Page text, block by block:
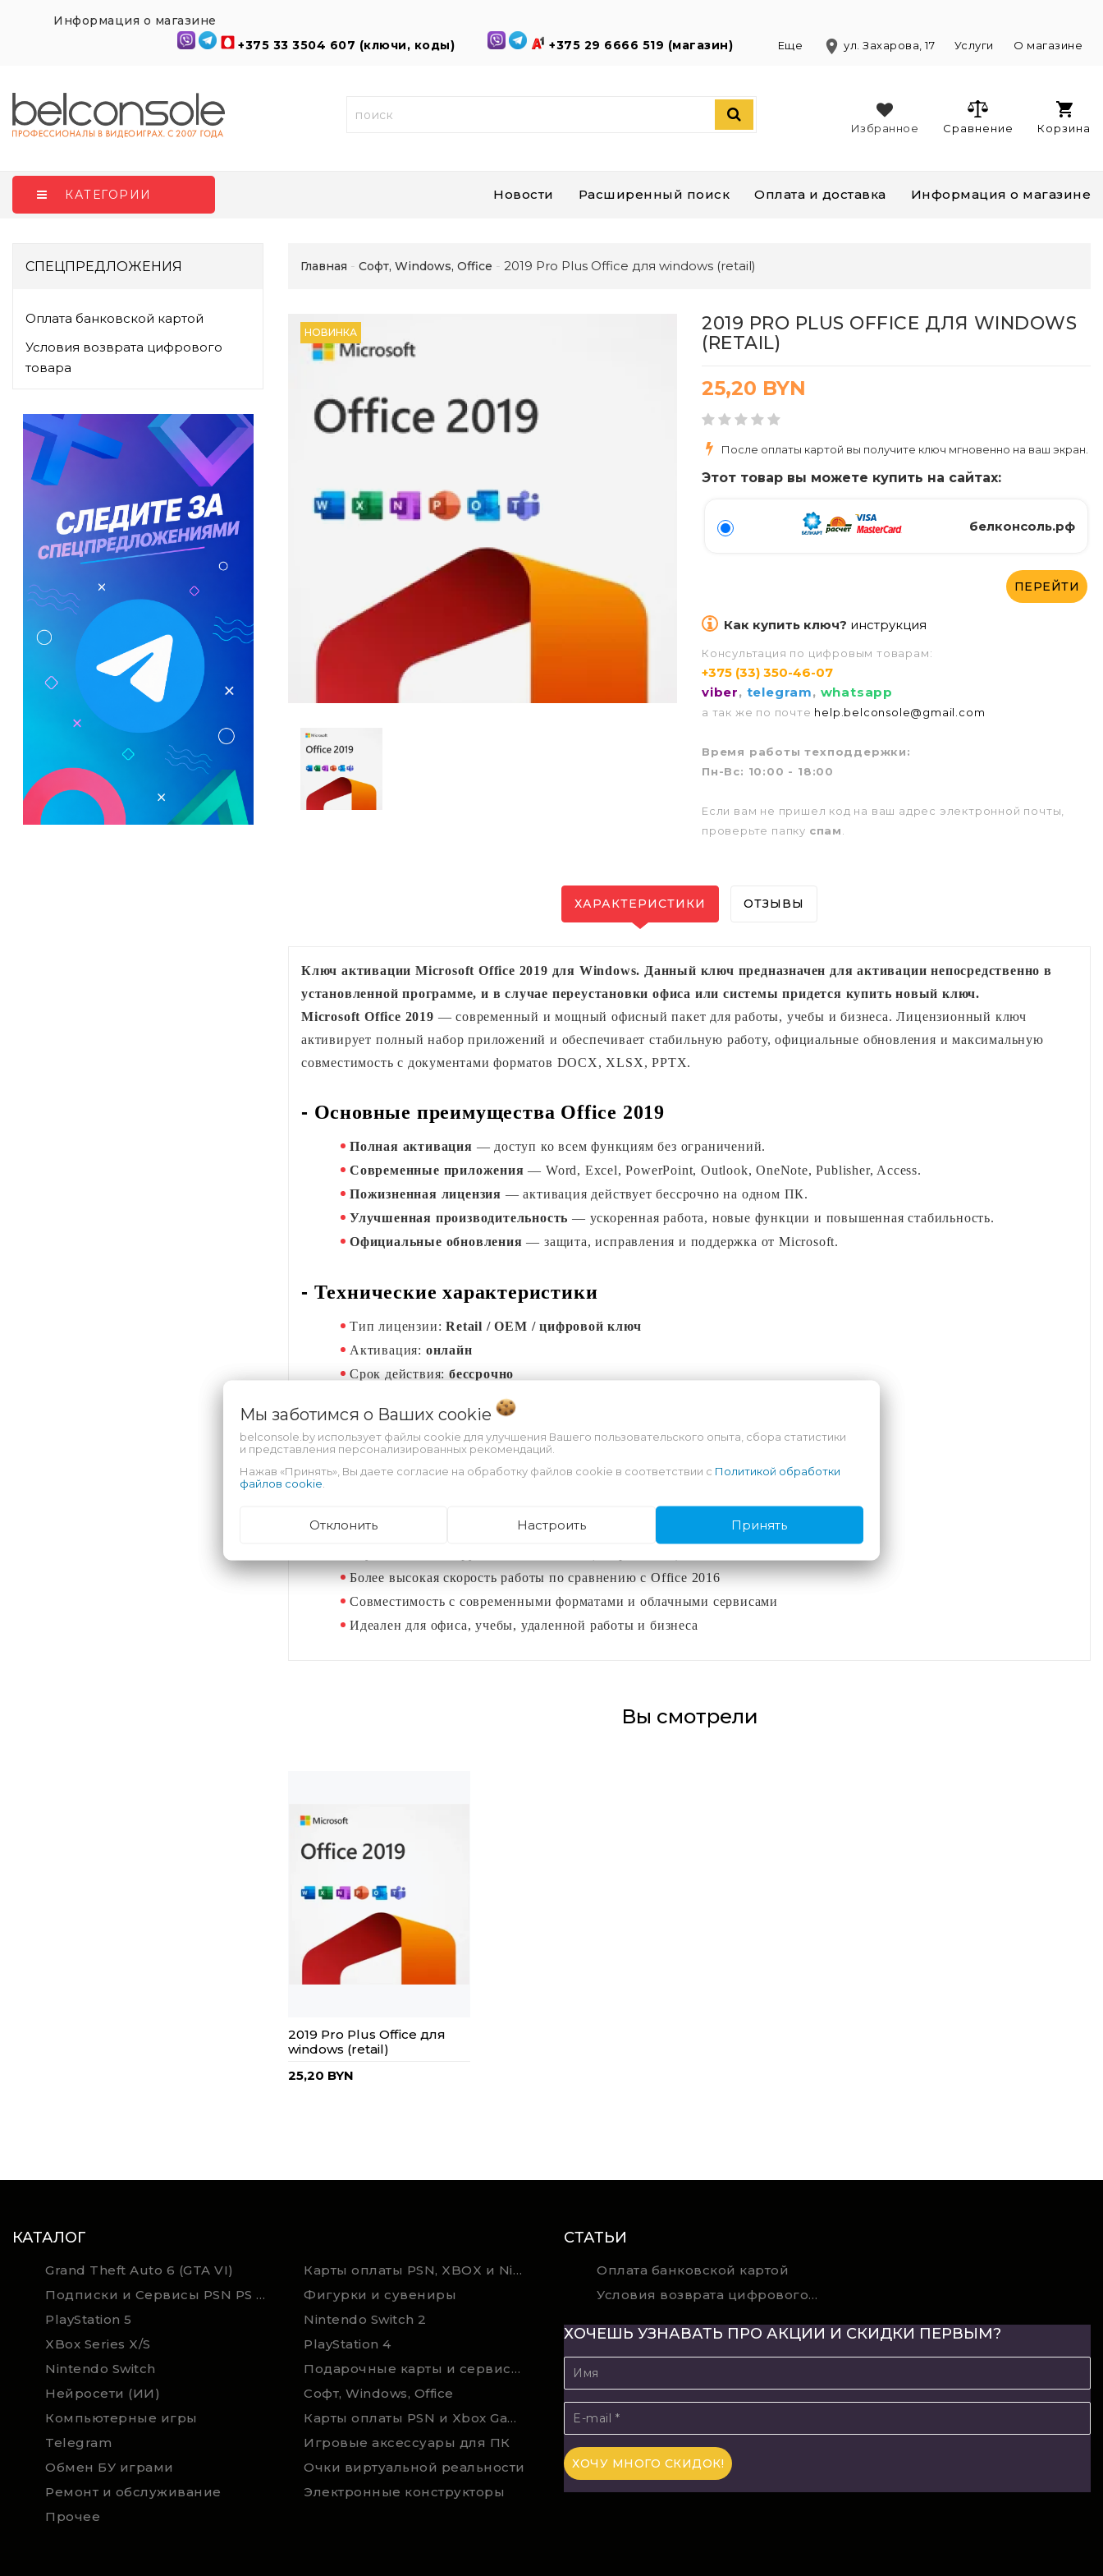
Информация о магазине
+375 33 3504 607 (ключи, коды)
+375 29 6666 519 (магазин) Еще location_on ул. Захарова, 17 Услуги О магазине
Корзина
Сравнение
Избранное
КАТЕГОРИИ Новости Расширенный поиск Оплата и доставка Информация о магазине
Главная Софт, Windows, Office 2019 Pro Plus Office для windows (retail)
НОВИНКА
2019 PRO PLUS OFFICE ДЛЯ WINDOWS
(RETAIL)
25,20 BYN
После оплаты картой вы получите ключ мгновенно на ваш экран.
Этот товар вы можете купить на сайтах:
белконсоль.рф
ПЕРЕЙТИ
Как купить ключ? инструкция
Консультация по цифровым товарам:
+375 (33) 350-46-07
viber, telegram, whatsapp
а так же по почте help.belconsole@gmail.com
Время работы техподдержки:
Пн-Вс: 10:00 - 18:00
Если вам не пришел код на ваш адрес электронной почты,
проверьте папку спам
ХАРАКТЕРИСТИКИ ОТЗЫВЫ
Ключ активации Microsoft Office 2019 для Windows. Данный ключ предназначен для активации непосредственно в
установленной программе, и в случае переустановки офиса или системы придется купить новый ключ.
Microsoft Office 2019 — современный и мощный офисный пакет для работы, учебы и бизнеса. Лицензионный ключ
активирует полный набор приложений и обеспечивает стабильную работу, официальные обновления и максимальную
совместимость с документами форматов DOCX, XLSX, PPTX.
- Основные преимущества Office 2019
Полная активация — доступ ко всем функциям без ограничений.
Современные приложения — Word, Excel, PowerPoint, Outlook, OneNote, Publisher, Access.
Пожизненная лицензия — активация действует бессрочно на одном ПК.
Улучшенная производительность — ускоренная работа, новые функции и повышенная стабильность.
Официальные обновления — защита, исправления и поддержка от Microsoft.
- Технические характеристики
Тип лицензии: Retail / OEM / цифровой ключ
Активация: онлайн
Срок действия: бессрочно
1 ПК
Поддерживаемые ОС: Windows 10 / Windows 11
Язык интерфейса: многоязычный (включая русский)
Новые функции Excel (Power Query, улучшенные формулы)
Более высокая скорость работы по сравнению с Office 2016
Совместимость с современными форматами и облачными сервисами
Идеален для офиса, учебы, удаленной работы и бизнеса
Вы смотрели
2019 Pro Plus Office для
windows (retail)
25,20 BYN
СПЕЦПРЕДЛОЖЕНИЯ
Оплата банковской картой
Условия возврата цифрового
товара
КАТАЛОГ
Grand Theft Auto 6 (GTA VI)
Карты оплаты PSN, XBOX и Nintendo (мгновенная доставка)
Подписки и Сервисы PSN PS Plus и XBOX Game Pass (Оплата картой)
Фигурки и сувениры
PlayStation 5
Nintendo Switch 2
XBox Series X/S
PlayStation 4
Nintendo Switch
Подарочные карты и сервисы Spotify, YouTube, Discord, Netflix, Steam (мгновенная доставка)
Нейросети (ИИ)
Софт, Windows, Office
Компьютерные игры
Карты оплаты PSN и Xbox Game Pass (покупка в физическом магазине)
Telegram
Игровые аксессуары для ПК
Обмен БУ играми
Очки виртуальной реальности
Ремонт и обслуживание
Электронные конструкторы
Прочее
СТАТЬИ
Оплата банковской картой
Условия возврата цифрового товара
ХОЧЕШЬ УЗНАВАТЬ ПРО АКЦИИ И СКИДКИ ПЕРВЫМ?
Мы заботимся о Ваших cookie
belconsole.by использует файлы cookie для улучшения Вашего пользовательского опыта, сбора статистики
и представления персонализированных рекомендаций.
Нажав «Принять», Вы даете согласие на обработку файлов cookie в соответствии с Политикой обработки
файлов cookie
Отклонить Настроить Принять